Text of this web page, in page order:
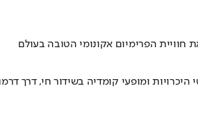
חוויית הפרימיום אקונומי הטובה בעולם
ומופעי קומדיה בשידור חי, דרך